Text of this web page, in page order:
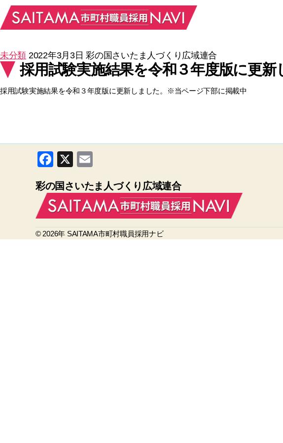
未分類 2022年3月3日彩の国さいたま人づくり広域連合
採用試験実施結果を令和３年度版に更
採用試験実施結果を令和３年度版に更新しました。※当ページ下部に掲載中
F
c
e
b
o
X
ail
彩の国さいたま人づくり広域連合
© 2026年 SAITAMA市町村職員採用ナビ